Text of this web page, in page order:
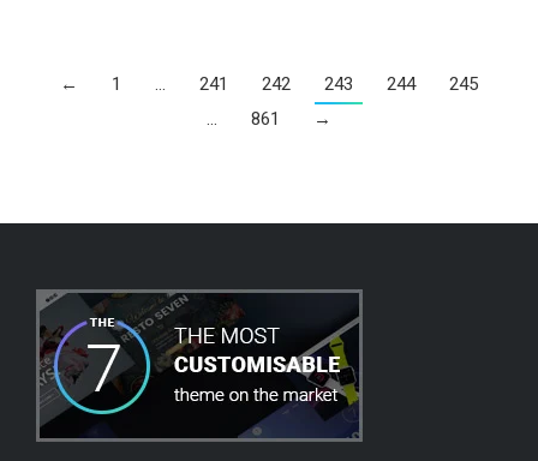
← 1 … 241 242 243 244
245
…
861 →